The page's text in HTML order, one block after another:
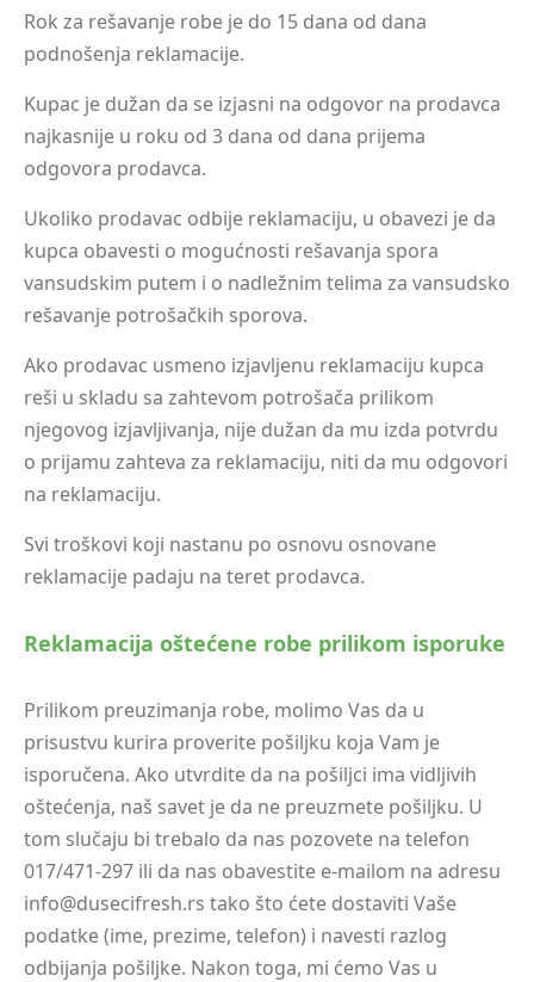
Rok za rešavanje robe je do 15 dana od dana
podnošenja reklamacije.
Kupac je dužan da se izjasni na odgovor na prodavca
najkasnije u roku od 3 dana od dana prijema
odgovora prodavca.
Ukoliko prodavac odbije reklamaciju, u obavezi je da
kupca obavesti o mogućnosti rešavanja spora
vansudskim putem i o nadležnim telima za vansudsko
rešavanje potrošačkih sporova.
Ako prodavac usmeno izjavljenu reklamaciju kupca
reši u skladu sa zahtevom potrošača prilikom
njegovog izjavljivanja, nije dužan da mu izda potvrdu
o prijamu zahteva za reklamaciju, niti da mu odgovori
na reklamaciju.
Svi troškovi koji nastanu po osnovu osnovane
reklamacije padaju na teret prodavca.
Reklamacija oštećene robe prilikom isporuke
Prilikom preuzimanja robe, molimo Vas da u
prisustvu kurira proverite pošiljku koja Vam je
isporučena. Ako utvrdite da na pošiljci ima vidljivih
oštećenja, naš savet je da ne preuzmete pošiljku. U
tom slučaju bi trebalo da nas pozovete na telefon
017/471-297 ili da nas obavestite e-mailom na adresu
info@dusecifresh.rs tako što ćete dostaviti Vaše
podatke (ime, prezime, telefon) i navesti razlog
odbijanja pošiljke. Nakon toga, mi ćemo Vas u